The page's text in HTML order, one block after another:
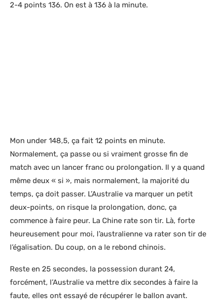
2-4 points 136. On est à 136 à la minute.
Mon under 148,5, ça fait 12 points en minute.
Normalement, ça passe ou si vraiment grosse fin de
match avec un lancer franc ou prolongation. Il y a quand
même deux « si », mais normalement, la majorité du
temps, ça doit passer. L’Australie va marquer un petit
deux-points, on risque la prolongation, donc, ça
commence à faire peur. La Chine rate son tir. Là, forte
heureusement pour moi, l’australienne va rater son tir de
l’égalisation. Du coup, on a le rebond chinois.
Reste en 25 secondes, la possession durant 24,
forcément, l’Australie va mettre dix secondes à faire la
faute, elles ont essayé de récupérer le ballon avant.